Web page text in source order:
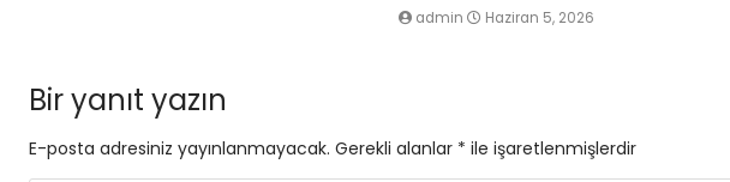
admin Haziran 5, 2026
Bir yanıt yazın
E-posta adresiniz yayınlanmayacak. Gerekli alanlar * ile işaretlenmişlerdir